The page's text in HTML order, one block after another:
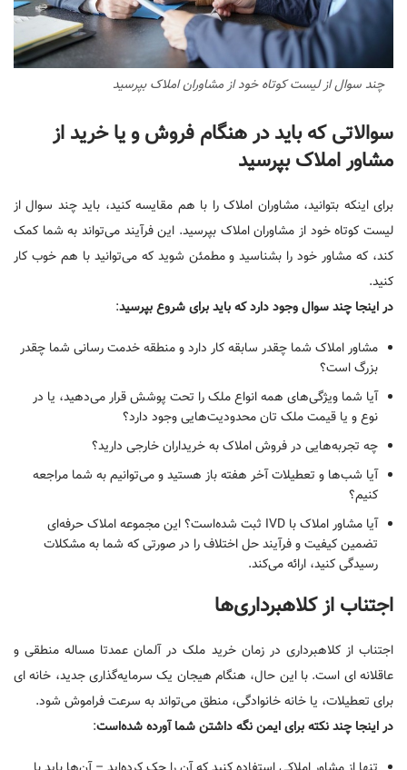
چند سوال از لیست کوتاه خود از مشاوران املاک بپرسید
سوالاتی که باید در هنگام فروش و یا خرید از
مشاور املاک بپرسید
برای اینکه بتوانید، مشاوران املاک را با هم مقایسه کنید، باید چند سوال از
لیست کوتاه خود از مشاوران املاک بپرسید. این فرآیند می‌تواند به شما کمک
کند، که مشاور خود را بشناسید و مطمئن شوید که می‌توانید با هم خوب کار
کنید.
در اینجا چند سوال وجود دارد که باید برای شروع بپرسید:
مشاور املاک شما چقدر سابقه کار دارد و منطقه خدمت رسانی شما چقدر
بزرگ است؟
آیا شما ویژگی‌های همه انواع ملک را تحت پوشش قرار می‌دهید، یا در
نوع و یا قیمت ملک تان محدودیت‌هایی وجود دارد؟
چه تجربه‌هایی در فروش املاک به خریداران خارجی دارید؟
آیا شب‌ها و تعطیلات آخر هفته باز هستید و می‌توانیم به شما مراجعه
کنیم؟
آیا مشاور املاک با IVD ثبت شده‌است؟ این مجموعه املاک حرفه‌ای
تضمین کیفیت و فرآیند حل اختلاف را در صورتی که شما به مشکلات
رسیدگی کنید، ارائه می‌کند.
اجتناب از کلاهبرداری‌ها
اجتناب از کلاهبرداری در زمان خرید ملک در آلمان عمدتا مساله منطقی و
عاقلانه ای است. با این حال، هنگام هیجان یک سرمایه‌گذاری جدید، خانه ای
برای تعطیلات، یا خانه خانوادگی، منطق می‌تواند به سرعت فراموش شود.
در اینجا چند نکته برای ایمن نگه داشتن شما آورده شده‌است: